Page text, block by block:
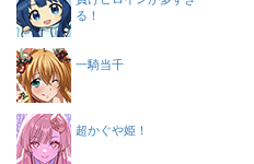
る！
一騎当千
超かぐや姫！